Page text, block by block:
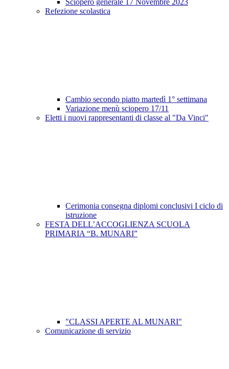
Sciopero generale 17 Novembre 2023
Refezione scolastica
Cambio secondo piatto martedì 1° settimana
Variazione menù sciopero 17/11
Eletti i nuovi rappresentanti di classe al "Da Vinci"
Cerimonia consegna diplomi conclusivi I ciclo di
istruzione
FESTA DELL’ACCOGLIENZA SCUOLA
PRIMARIA “B. MUNARI”
"CLASSI APERTE AL MUNARI"
Comunicazione di servizio